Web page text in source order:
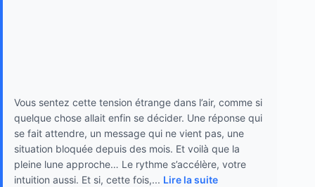
Vous sentez cette tension étrange dans l’air, comme si
quelque chose allait enfin se décider. Une réponse qui
se fait attendre, un message qui ne vient pas, une
situation bloquée depuis des mois. Et voilà que la
pleine lune approche… Le rythme s’accélère, votre
intuition aussi. Et si, cette fois,... Lire la suite